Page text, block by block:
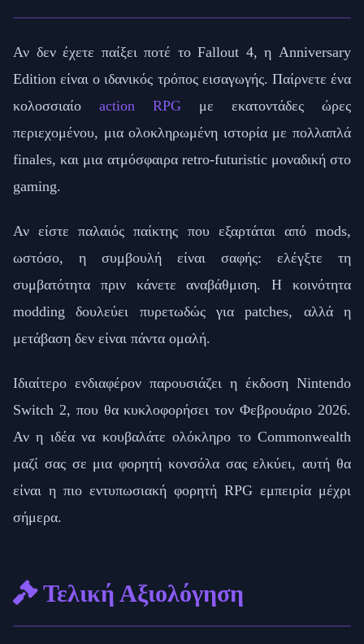
Αν δεν έχετε παίξει ποτέ το Fallout 4, η Anniversary
Edition είναι ο ιδανικός τρόπος εισαγωγής. Παίρνετε ένα
κολοσσιαίο action RPG με εκατοντάδες ώρες
περιεχομένου, μια ολοκληρωμένη ιστορία με πολλαπλά
finales, και μια ατμόσφαιρα retro-futuristic μοναδική στο
gaming.
Αν είστε παλαιός παίκτης που εξαρτάται από mods,
ωστόσο, η συμβουλή είναι σαφής: ελέγξτε τη
συμβατότητα πριν κάνετε αναβάθμιση. Η κοινότητα
modding δουλεύει πυρετωδώς για patches, αλλά η
μετάβαση δεν είναι πάντα ομαλή.
Ιδιαίτερο ενδιαφέρον παρουσιάζει η έκδοση Nintendo
Switch 2, που θα κυκλοφορήσει τον Φεβρουάριο 2026.
Αν η ιδέα να κουβαλάτε ολόκληρο το Commonwealth
μαζί σας σε μια φορητή κονσόλα σας ελκύει, αυτή θα
είναι η πιο εντυπωσιακή φορητή RPG εμπειρία μέχρι
σήμερα.
Τελική Αξιολόγηση